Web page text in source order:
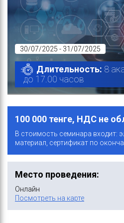
30/07/2025 - 31/07/2025
Длительность: 8
до 17.00 часов
100 000 тенге, НДС не
В стоимость семинара входит:
материал, сертификат по
Место проведения:
Онлайн
Посмотреть на карте